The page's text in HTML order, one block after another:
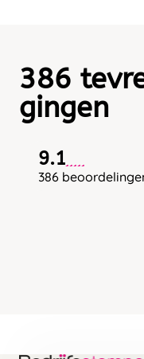
386
gingen
9.1
386